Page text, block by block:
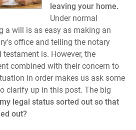
leaving your home.
Under normal
a will is as easy as making an
office and telling the notary
is. However, the
combined with their concern to
in order makes us ask some
clarify up in this post. The big
my legal status sorted out so that
out?